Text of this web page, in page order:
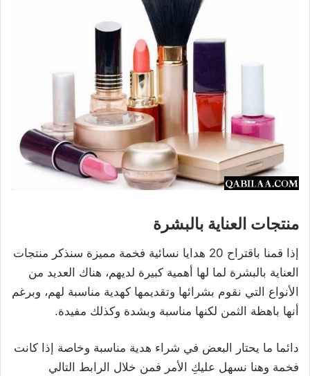
منتجات العناية بالبشرة
إذا قمنا باقتراح 20 هدايا نسائية فخمة مميزة سنذكر منتجات
العناية بالبشرة لما لها أهمية كبيرة لديهم، هناك العديد من
الأنواع التي نقوم بشرائها وتقديمها كهدية مناسبة لهم، وبرغم
أنها باهظة الثمن لكنها مناسبة وبشدة وكذلك مفيدة.
دائما ما يحتار البعض في شراء هدية مناسبة وخاصة إذا كانت
فخمة وهنا نسهل عليكِ الأمر فمن خلال الرابط التالي